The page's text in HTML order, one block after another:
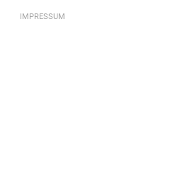
IMPRESSUM